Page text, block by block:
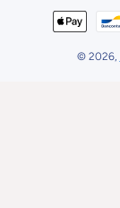
© 2026,